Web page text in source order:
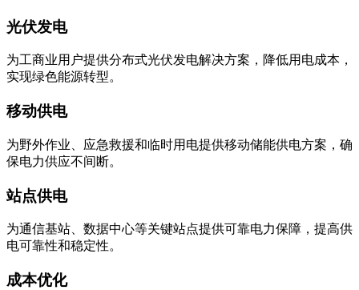
光伏发电
为工商业用户提供分布式光伏发电解决方案，降低用电成本，
实现绿色能源转型。
移动供电
为野外作业、应急救援和临时用电提供移动储能供电方案，确
保电力供应不间断。
站点供电
为通信基站、数据中心等关键站点提供可靠电力保障，提高供
电可靠性和稳定性。
成本优化